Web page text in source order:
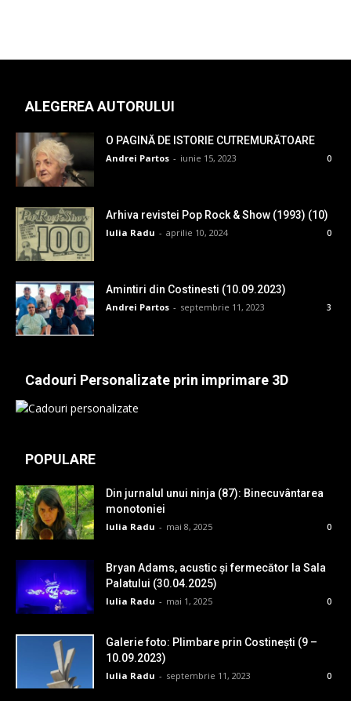
ALEGEREA AUTORULUI
O PAGINĂ DE ISTORIE CUTREMURĂTOARE
Andrei Partos - iunie 15, 2023 0
Arhiva revistei Pop Rock & Show (1993) (10)
Iulia Radu - aprilie 10, 2024 0
Amintiri din Costinesti (10.09.2023)
Andrei Partos - septembrie 11, 2023 3
Cadouri Personalizate prin imprimare 3D
POPULARE
Din jurnalul unui ninja (87): Binecuvântarea
monotoniei
Iulia Radu - mai 8, 2025 0
Bryan Adams, acustic și fermecător la Sala
Palatului (30.04.2025)
Iulia Radu - mai 1, 2025 0
Galerie foto: Plimbare prin Costinești (9 –
10.09.2023)
Iulia Radu - septembrie 11, 2023 0